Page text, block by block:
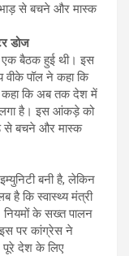
से बचने और मास्क
डोज
एक बैठक हुई थी। इस
वीके पॉल ने कहा कि
कहा कि अब तक देश में
लगा है। इस आंकड़े को
से बचने और मास्क
बनी है, लेकिन
है कि स्वास्थ्य मंत्री
नियमों के सख्त पालन
पर कांग्रेस ने
पूरे देश के लिए